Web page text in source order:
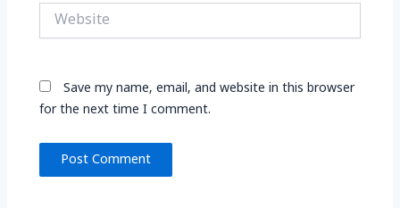
Website
Save my name, email, and website in this browser
for the next time I comment.